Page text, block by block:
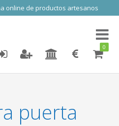
online de productos artesanos
Toggle
0
puerta